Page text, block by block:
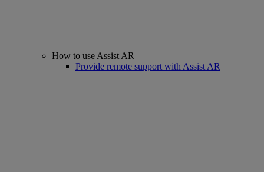
How to use Assist AR
Provide remote support with Assist AR